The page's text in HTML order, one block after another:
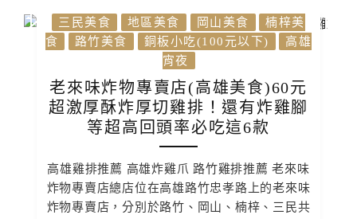
三民美食 地區美食 岡山美食
楠梓美
食
路竹美食 銅板小吃(100元以下)
高雄
宵夜
老來味炸物專賣店(高雄美食)60元
超激厚酥炸厚切雞排！還有炸雞腳
等超高回頭率必吃這6款
高雄雞排推薦 高雄炸雞爪 路竹雞排推薦 老來味
炸物專賣店總店位在高雄路竹忠孝路上的老來味
炸物專賣店，分別於路竹、岡山、楠梓、三民共